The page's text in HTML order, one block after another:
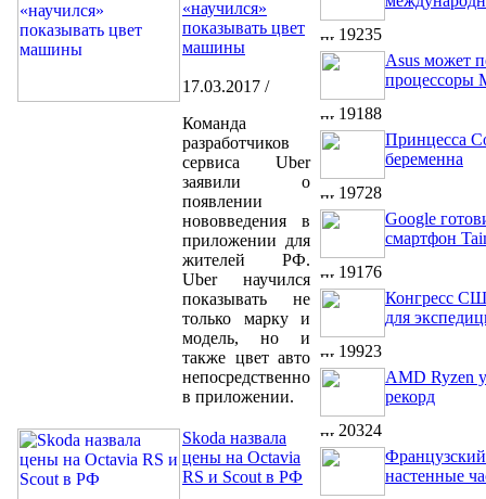
«научился»
показывать цвет
машины
17.03.2017 /
Команда
разработчиков
сервиса Uber
заявили о
появлении
нововведения в
приложении для
жителей РФ.
Uber научился
показывать не
только марку и
модель, но и
также цвет авто
непосредственно
в приложении.
Skoda назвала
цены на Octavia
RS и Scout в РФ
19235
Asus может
процессоры
19188
Принцесса
беременна
19728
Google
смартфон
19176
Конгресс
для
19923
AMD Ryzen
рекорд
20324
Французский
настенные